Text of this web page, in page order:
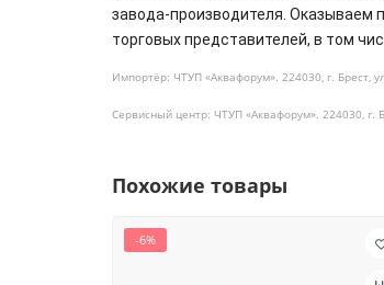
завода-производителя. Оказываем
торговых представителей, в том
Импортёр: ЧТУП «Аквафорум». 224030, г. Брест,
Сервисный центр: ЧТУП «Аквафорум». 224030, г.
Похожие товары
-6%